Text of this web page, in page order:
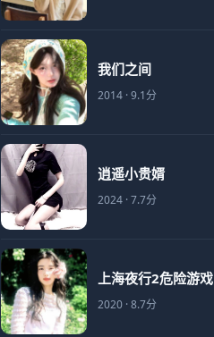
我们之间
2014 · 9.1分
逍遥小贵婿
2024 · 7.7分
上海夜行2危险游戏
2020 · 8.7分